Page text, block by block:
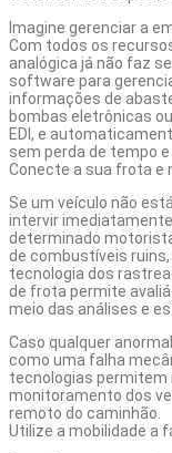
Imagine gerenciar a
Com todos os
analógica já não faz
software para
informações de
bombas eletrônicas
EDI, e
sem perda de tempo e
Conecte a sua frota e
Se um veículo não
intervir
determinado
de combustíveis
tecnologia dos
de frota permite
meio das análises e
Caso qualquer
como uma falha
tecnologias permitem
monitoramento dos
remoto do caminhão.
Utilize a mobilidade a